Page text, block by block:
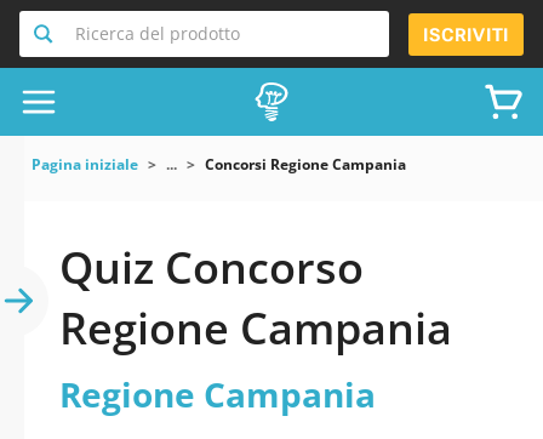
Ricerca del prodotto ISCRIVITI
Pagina iniziale ... Concorsi Regione Campania
Quiz Concorso
Regione Campania
Regione Campania